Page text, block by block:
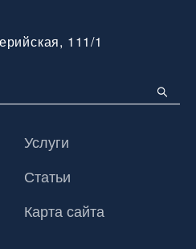
111/1
Услуги
Статьи
Карта сайта